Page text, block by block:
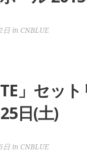
日in CNBLUE
」セッ
日(土)
日in CNBLUE